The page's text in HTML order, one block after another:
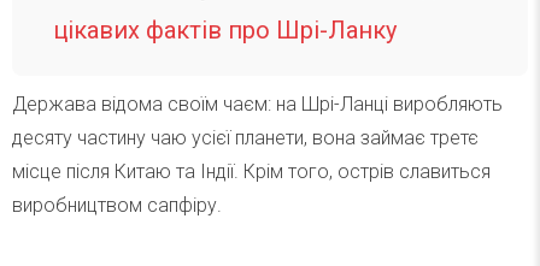
цікавих фактів про Шрі-Ланку
Держава відома своїм чаєм: на Шрі-Ланці виробляють
десяту частину чаю усієї планети, вона займає третє
місце після Китаю та Індії. Крім того, острів славиться
виробництвом сапфіру.